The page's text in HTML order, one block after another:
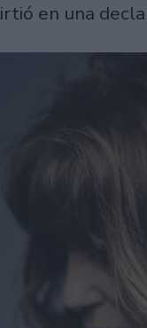
en una